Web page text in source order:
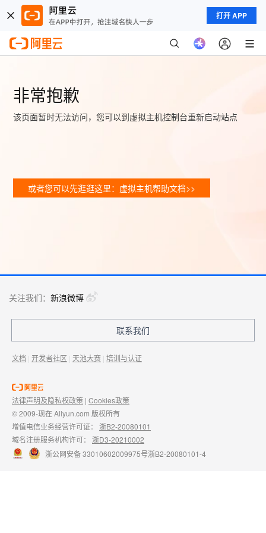
打开 APP
非常抱歉
该页面暂时无法访问，您可以到虚拟主机控制台重新启动站点
或者您可以先逛逛这里：虚拟主机帮助文档>>